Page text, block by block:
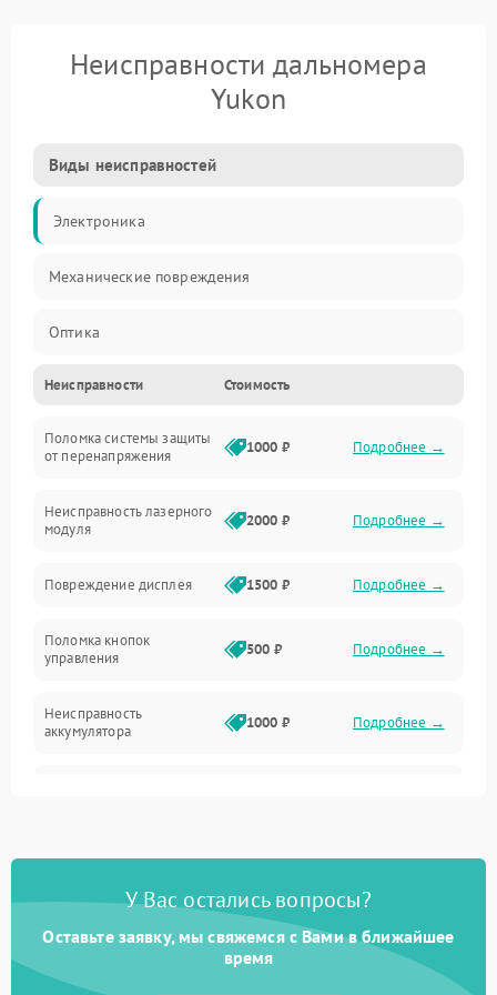
Неисправности дальномера
Yukon
Виды неисправностей
Электроника
Механические повреждения
Оптика
Неисправности Стоимость
Поломка системы защиты
от перенапряжения
1000 ₽ Подробнее →
Неисправность лазерного
модуля
2000 ₽ Подробнее →
Повреждение дисплея 1500 ₽ Подробнее →
Поломка кнопок
управления
500 ₽ Подробнее →
Неисправность
аккумулятора
1000 ₽ Подробнее →
Повреждение проводов 500 ₽ Подробнее →
Неисправность системы
защиты от перегрузок
1000 ₽
Поломка системы
У Вас остались вопросы?
Оставьте заявку, мы свяжемся с Вами в ближайшее
время